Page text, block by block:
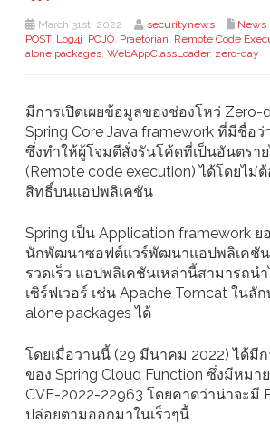
March 31st, 2022 securitynews News
POST, Log4j, POJO, Praetorian, Remote Code
alone packages, WebAppClassLoader, zero-day
มีการเปิดเผยข้อมูลของช่องโหว่ Zero-
Spring Core Java framework ที่มีชื่อว่
ซึ่งทำให้ผู้โจมตีสั่งรันโค้ดที่เป็นอันตรา
(Remote code execution) ได้โดยไม่
สิทธิ์บนแอปพลิเคชัน
Spring เป็น Application framework
นักพัฒนาซอฟต์แวร์พัฒนาแอปพลิเคชัน
รวดเร็ว แอปพลิเคชันเหล่านี้สามารถน
เซิร์ฟเวอร์ เช่น Apache Tomcat ในลั
alone packages ได้
โดยเมื่อวานนี้ (29 มีนาคม 2022) ได้มีก
ของ Spring Cloud Function ซึ่งมีหมา
CVE-2022-22963 โดยคาดว่าน่าจะมี
ปล่อยตามออกมาในเร็วๆนี้